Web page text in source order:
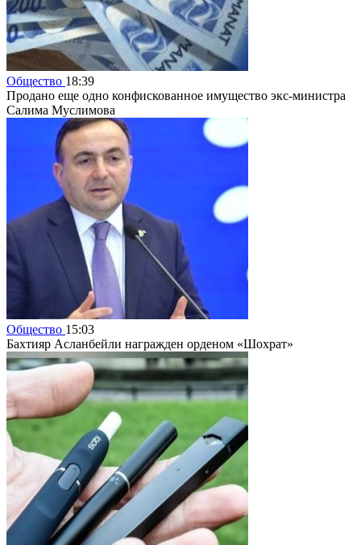
Общество 18:39
Продано еще одно конфискованное имущество экс-министра
Салима Муслимова
Общество 15:03
Бахтияр Асланбейли награжден орденом «Шохрат»